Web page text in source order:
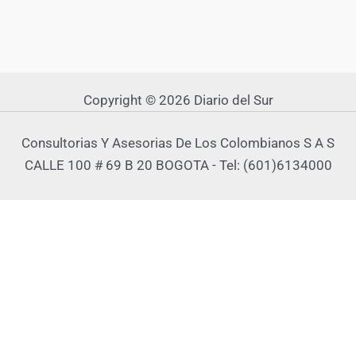
Copyright © 2026 Diario del Sur
Consultorias Y Asesorias De Los Colombianos S A S
CALLE 100 # 69 B 20 BOGOTA - Tel: (601)6134000